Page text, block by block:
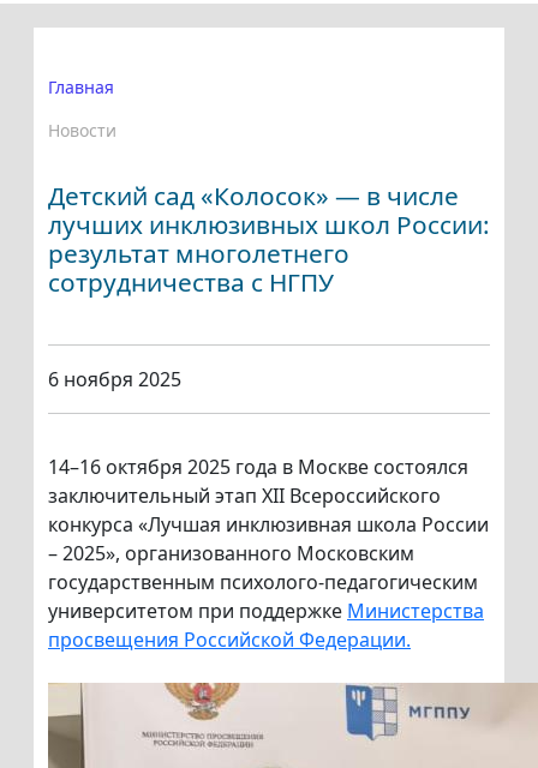
Главная
Новости
Детский сад «Колосок» — в числе
лучших инклюзивных школ России:
результат многолетнего
сотрудничества с НГПУ
6 ноября 2025
14–16 октября 2025 года в Москве состоялся
заключительный этап XII Всероссийского
конкурса «Лучшая инклюзивная школа России
– 2025», организованного Московским
государственным психолого-педагогическим
университетом при поддержке Министерства
просвещения Российской Федерации.